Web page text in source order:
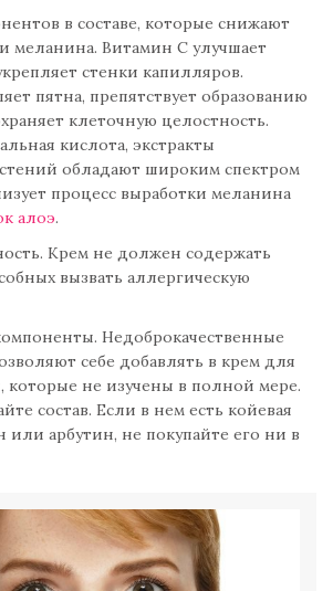
в составе, которые снижают
меланина. Витамин С улучшает
стенки капилляров.
пятна, препятствует образованию
клеточную целостность.
кислота, экстракты
обладают широким спектром
процесс выработки меланина
алоэ.
Крем не должен содержать
вызвать аллергическую
Недоброкачественные
себе добавлять в крем для
не изучены в полной мере.
состав. Если в нем есть койевая
или арбутин, не покупайте его ни в